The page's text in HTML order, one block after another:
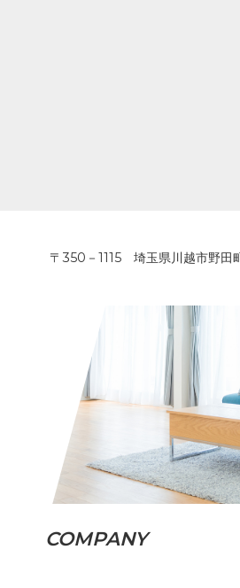
〒350－1115 埼玉県川越市野田
COMPANY